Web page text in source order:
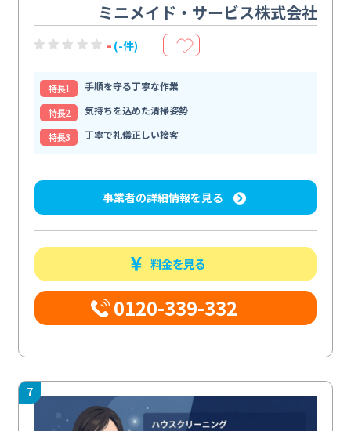
ミニメイド・サービス株式会社
- (-件) ＋
特⻑1
手順を守る丁寧な作業
特⻑2
気持ちを込めた清掃姿勢
特⻑3
丁寧で礼儀正しい接客
事業者の詳細情報を見る
料金を見る
0120-339-332
7